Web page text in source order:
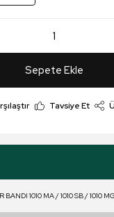
Sepete Ekle
Tavsiye Et
1010 MA / 1010 SB / 1010 MG